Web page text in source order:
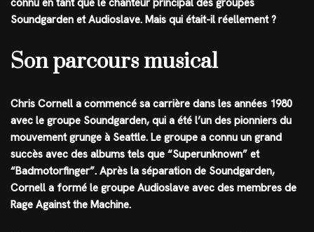
Soundgarden et Audioslave. Mais qui était-il réellement ?
Son parcours musical
Chris Cornell a commencé sa carrière dans les années 1980
avec le groupe Soundgarden, qui a été l’un des pionniers du
mouvement grunge à Seattle. Le groupe a connu un grand
succès avec des albums tels que “Superunknown” et
“Badmotorfinger”. Après la séparation de Soundgarden,
Cornell a formé le groupe Audioslave avec des membres de
Rage Against the Machine.